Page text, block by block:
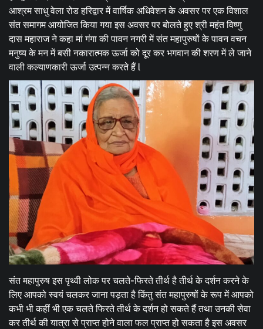
आश्रम साधु वेला रोड हरिद्वार में वार्षिक अधिवेशन के अवसर पर एक विशाल
संत समागम आयोजित किया गया इस अवसर पर बोलते हुए श्री महंत विष्णु
दास महाराज ने कहा मां गंगा की पावन नगरी में संत महापुरुषों के पावन वचन
मनुष्य के मन में बसी नकारात्मक ऊर्जा को दूर कर भगवान की शरण में ले जाने
वाली कल्याणकारी ऊर्जा उत्पन्न करते हैं l
संत महापुरुष इस पृथ्वी लोक पर चलते-फिरते तीर्थ है तीर्थ के दर्शन करने के
लिए आपको स्वयं चलकर जाना पड़ता है किंतु संत महापुरुषों के रूप में आपको
कभी भी कहीं भी एक चलते फिरते तीर्थ के दर्शन हो सकते हैं तथा उनकी सेवा
कर तीर्थ की यात्रा से प्राप्त होने वाला फल प्राप्त हो सकता है इस अवसर